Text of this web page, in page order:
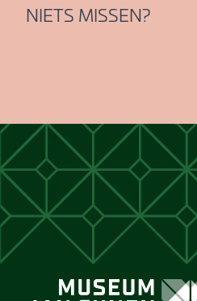
NIETS MISSEN?